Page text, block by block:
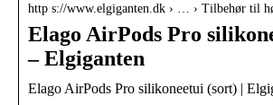
http s://www.elgiganten.dk › … › Tilbehør til
Elago AirPods Pro
– Elgiganten
Elago AirPods Pro silikoneetui (sort) |